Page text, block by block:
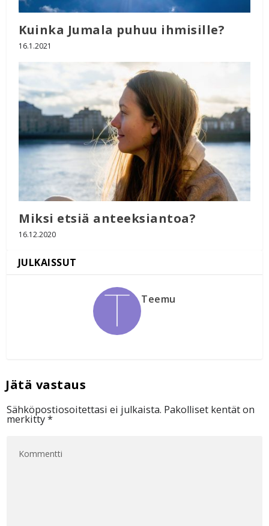
Kuinka Jumala puhuu ihmisille?
16.1.2021
Miksi etsiä anteeksiantoa?
16.12.2020
Teemu
Sähköpostiosoitettasi ei julkaista. Pakolliset kentät on
merkitty*